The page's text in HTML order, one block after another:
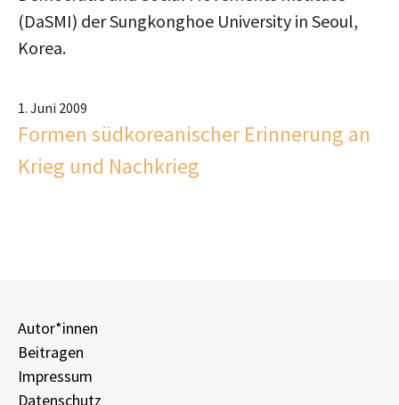
(DaSMI) der Sungkonghoe University in Seoul,
Korea.
1. Juni 2009
Formen südkoreanischer Erinnerung an
Krieg und Nachkrieg
Autor*innen
Beitragen
Impressum
Datenschutz